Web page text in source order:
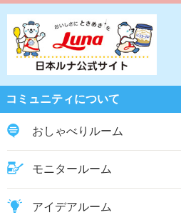
コミュニティについて
おしゃべりルーム
モニタールーム
アイデアルーム